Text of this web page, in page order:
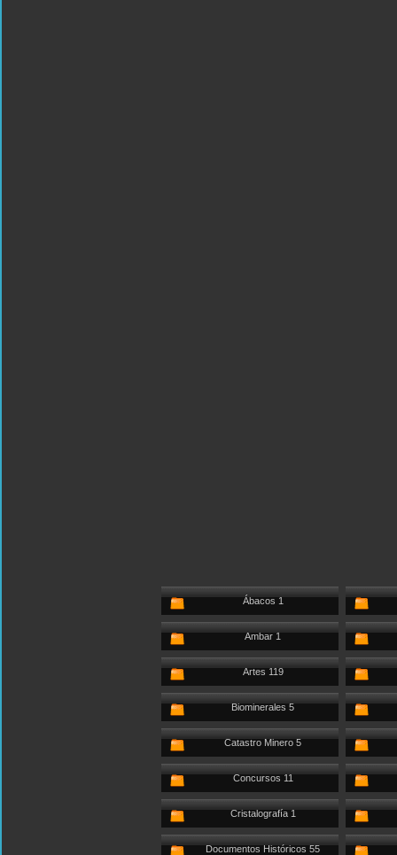
Ábacos 1
Ambar 1
Artes 119
Biominerales 5
Catastro Minero 5
Concursos 11
Cristalografía 1
Documentos Históricos 55